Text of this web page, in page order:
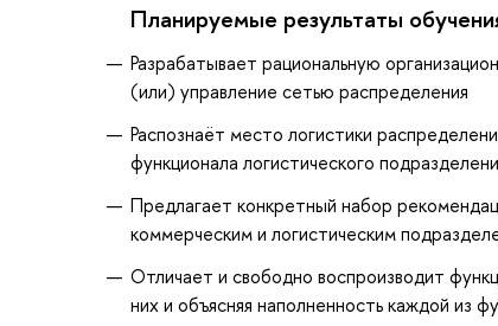
Планируемые результаты
Разрабатывает рациональную
(или) управление сетью распределения
Распознаёт место логистики
функционала логистического
Предлагает конкретный набор
коммерческим и логистическим
Отличает и свободно воспроизводит
них и объясняя наполненность каждой из